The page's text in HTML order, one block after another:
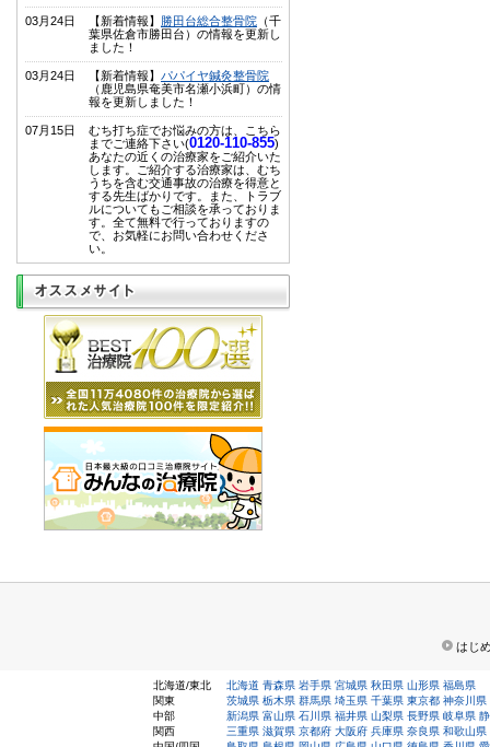
03月24日 【新着情報】 勝田台総合整骨院 （千
葉県佐倉市勝田台）の情報を更新し
ました！
03月24日 【新着情報】 パパイヤ鍼灸整骨院
（鹿児島県奄美市名瀬小浜町）の情
報を更新しました！
07月15日
むち打ち症でお悩みの方は、こちら
までご連絡下さい(0120-110-855)
あなたの近くの治療家をご紹介いた
します。ご紹介する治療家は、むち
うちを含む交通事故の治療を得意と
する先生ばかりです。また、トラブ
ルについてもご相談を承っておりま
す。全て無料で行っておりますの
で、お気軽にお問い合わせくださ
い。
はじ
北海道/東北 北海道 青森県 岩手県 宮城県 秋田県 山形県 福島県
関東
茨城県 栃木県 群馬県 埼玉県 千葉県 東京都 神奈川県
中部
新潟県 富山県 石川県 福井県 山梨県 長野県 岐阜県
関西
三重県 滋賀県 京都府 大阪府 兵庫県 奈良県 和歌山県